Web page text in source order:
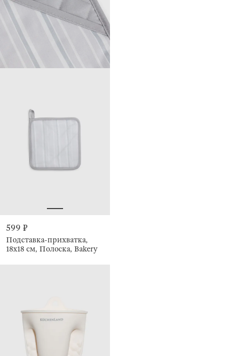
599 ₽
Подставка-прихватка,
18х18 см, Полоска, Bakery